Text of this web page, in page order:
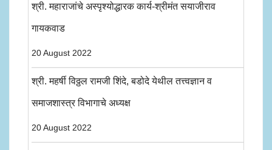
श्री. महाराजांचे अस्पृश्योद्धारक कार्य-श्रीमंत सयाजीराव
गायकवाड
20 August 2022
श्री. महर्षी विठ्ठल रामजी शिंदे, बडोदे येथील तत्त्वज्ञान व
समाजशास्त्र विभागाचे अध्यक्ष
20 August 2022